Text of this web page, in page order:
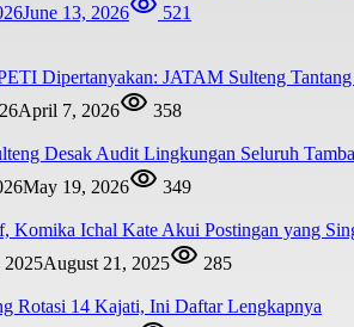
June 13, 2026 521
Dipertanyakan: JATAM Sulteng
April 7, 2026
358
Desak Audit Lingkungan Seluruh
May 19, 2026
349
Komika Ichal Kate Akui Postingan yang
2025August 21, 2025
285
Rotasi 14 Kajati, Ini Daftar Lengkapnya